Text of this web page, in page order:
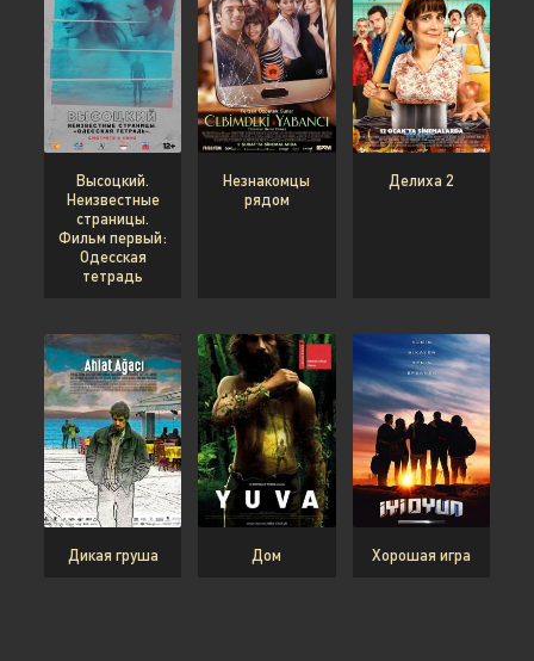
Высоцкий.
Неизвестные
страницы.
Фильм первый:
Одесская
тетрадь
Незнакомцы
рядом
Делиха 2
Дикая груша Дом Хорошая игра